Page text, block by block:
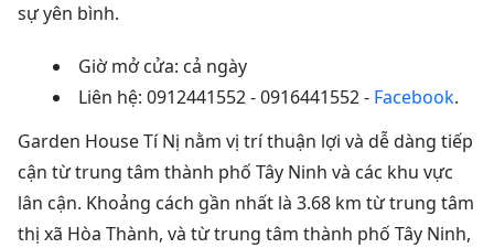
sự yên bình.
Giờ mở cửa: cả ngày
Liên hệ: 0912441552 - 0916441552 - Facebook.
Garden House Tí Nị nằm vị trí thuận lợi và dễ dàng tiếp
cận từ trung tâm thành phố Tây Ninh và các khu vực
lân cận. Khoảng cách gần nhất là 3.68 km từ trung tâm
thị xã Hòa Thành, và từ trung tâm thành phố Tây Ninh,